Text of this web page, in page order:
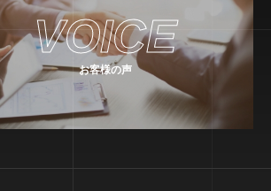
VOICE
お客様の声